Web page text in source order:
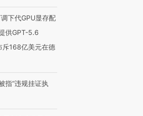
下代GPU显存配
供GPT-5.6
斥168亿美元在德
指“违规挂证执